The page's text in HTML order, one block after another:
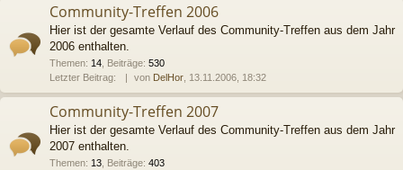
Community-Treffen 2006
Hier ist der gesamte Verlauf des Community-Treffen aus dem Jahr
2006 enthalten.
Themen: 14 Beiträge: 530
Letzter Beitrag:
von DelHor , 13.11.2006, 18:32
Community-Treffen 2007
Hier ist der gesamte Verlauf des Community-Treffen aus dem Jahr
2007 enthalten.
Themen: 13 Beiträge: 403